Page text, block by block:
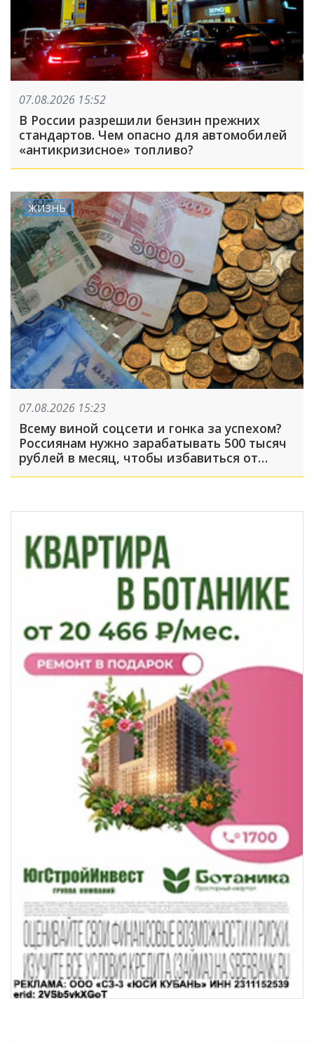
07.08.2026 15:52
В России разрешили бензин прежних
стандартов. Чем опасно для автомобилей
«антикризисное» топливо?
ЖИЗНЬ
07.08.2026 15:23
Всему виной соцсети и гонка за успехом?
Россиянам нужно зарабатывать 500 тысяч
рублей в месяц, чтобы избавиться от
чувства зависти